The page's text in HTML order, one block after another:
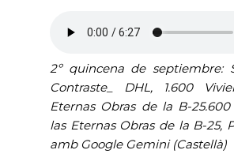
2º quincena de septiembre:
Contraste_ DHL, 1.600
Eternas Obrasde la B-25.600
las Eternas Obrasde la B-25,
amb Google Gemini (Castellà)